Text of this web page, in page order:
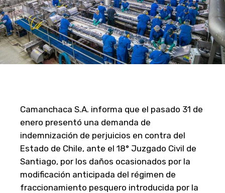
Camanchaca S.A. informa que el pasado 31 de
enero presentó una demanda de
indemnización de perjuicios en contra del
Estado de Chile, ante el 18° Juzgado Civil de
Santiago, por los daños ocasionados por la
modificación anticipada del régimen de
fraccionamiento pesquero introducida por la